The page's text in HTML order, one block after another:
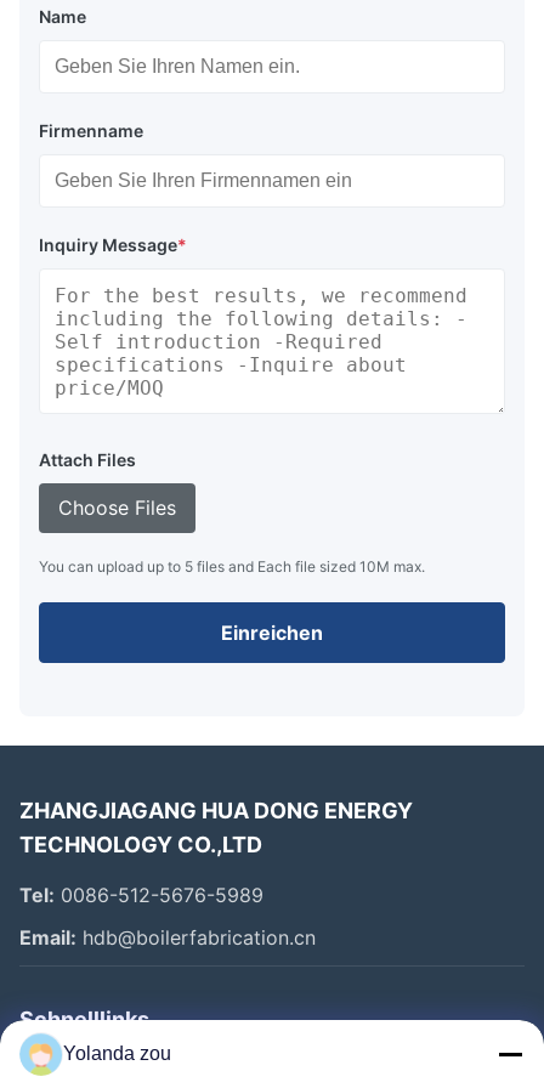
Name
Firmenname
Inquiry Message*
Attach Files
Choose Files
You can upload up to 5 files and Each file sized 10M max.
Einreichen
ZHANGJIAGANG HUA DONG ENERGY
TECHNOLOGY CO.,LTD
Tel: 0086-512-5676-5989
Email: hdb@boilerfabrication.cn
Schnelllinks
Haus
Yolanda zou